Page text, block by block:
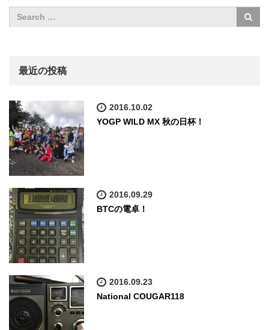
最近の投稿
2016.10.02
YOGP WILD MX 秋の日杯！
2016.09.29
BTCの電卓！
2016.09.23
National COUGAR118